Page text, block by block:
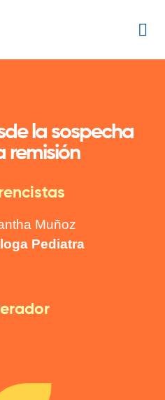
la sospecha
remisión
Muñoz
Pediatra